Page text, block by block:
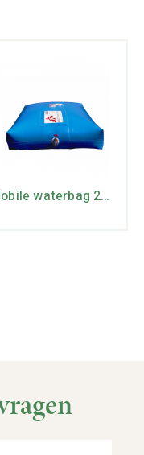
Mobile waterbag 2m3